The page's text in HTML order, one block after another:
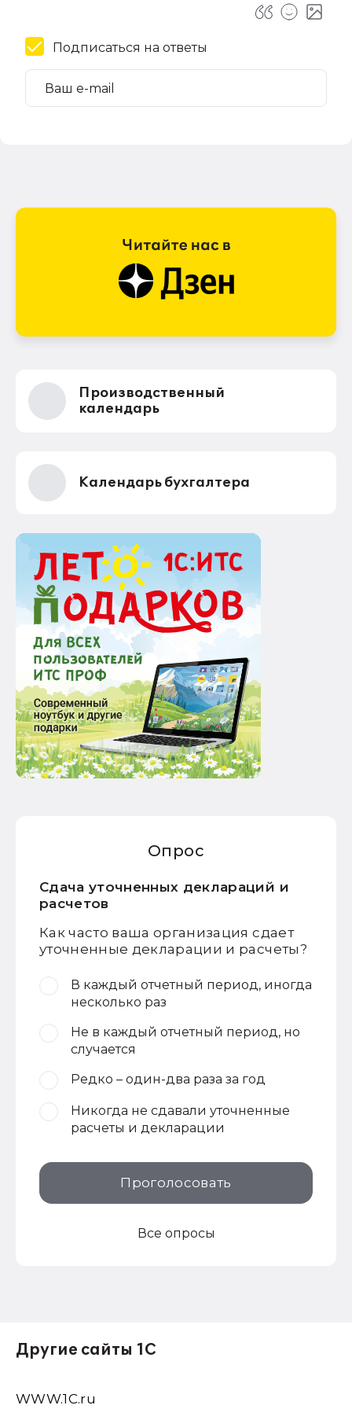
Подписаться на ответы
Производственный
календарь
Календарь бухгалтера
Опрос
Сдача уточненных деклараций и
расчетов
Как часто ваша организация сдает
уточненные декларации и расчеты?
В каждый отчетный период, иногда
несколько раз
Не в каждый отчетный период, но
случается
Редко – один-два раза за год
Никогда не сдавали уточненные
расчеты и декларации
Проголосовать
Все опросы
Другие сайты 1С
WWW.1С.ru